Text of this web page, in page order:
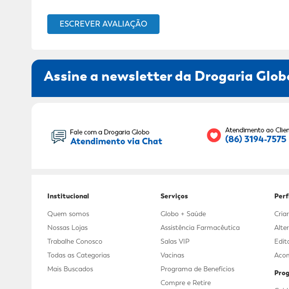
ESCREVER AVALIAÇÃO
Assine a newsletter da Drogaria
Institucional
Quem somos
Nossas Lojas
Trabalhe Conosco
Todas as Categorias
Mais Buscados
Serviços
Globo + Saúde
Assistência Farmacêutica
Salas VIP
Vacinas
Programa de Benefícios
Compre e Retire